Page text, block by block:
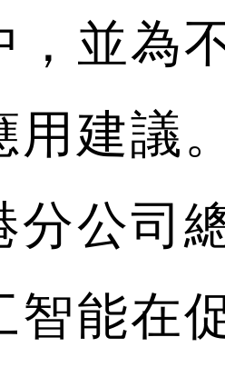
，並為
用建議
分公司
智能在